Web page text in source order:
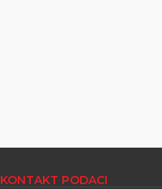
KONTAKT PODACI